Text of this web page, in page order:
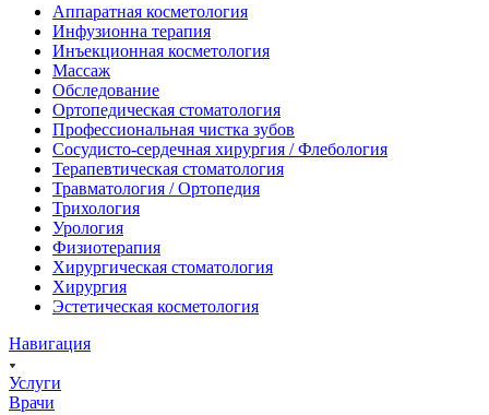
Аппаратная косметология
Инфузионна терапия
Инъекционная косметология
Массаж
Обследование
Ортопедическая стоматология
Профессиональная чистка зубов
Сосудисто-сердечная хирургия / Флебология
Терапевтическая стоматология
Травматология / Ортопедия
Трихология
Урология
Физиотерапия
Хирургическая стоматология
Хирургия
Эстетическая косметология
Навигация
Услуги
Врачи